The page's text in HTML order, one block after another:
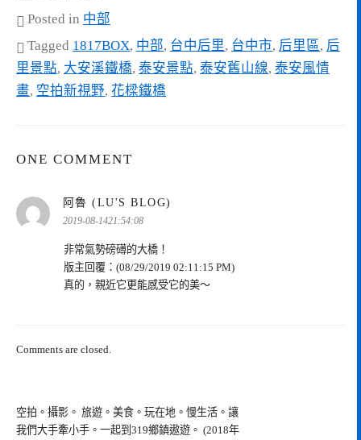
Posted in 中部
Tagged 1817BOX, 中部, 台中后里, 台中市, 后里區, 后
里景點, 大安溪鐵橋, 泰安景點, 泰安舊山線, 泰安風情
畫, 空拍新視野, 花樑鐵橋
ONE COMMENT
阿魯 (LU'S BLOG)
2019-08-1421:54:08
非常氣勢磅礡的大橋！
版主回覆：(08/29/2019 02:11:15 PM)
真的，親近它更能感受它的美～
Comments are closed.
空拍。攝影。 旅遊。美食。玩在地。慢生活。讓
我們大手牽小手。一起到319鄉鎮遨遊。 (2018年